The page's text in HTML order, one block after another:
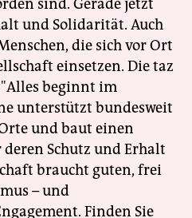
sind. Gerade jetzt
und Solidarität. Auch
die sich vor Ort
einsetzen. Die taz
beginnt im
unterstützt bundesweit
und baut einen
Schutz und Erhalt
braucht guten, frei
– und
Finden Sie